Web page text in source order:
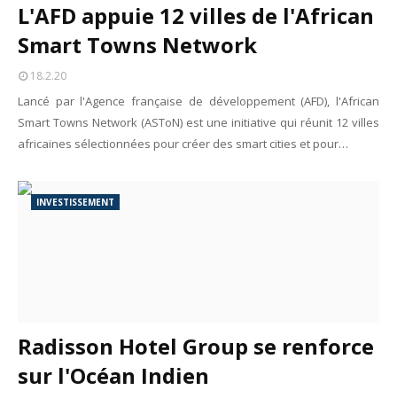
L'AFD appuie 12 villes de l'African
Smart Towns Network
18.2.20
Lancé par l'Agence française de développement (AFD), l'African
Smart Towns Network (ASToN) est une initiative qui réunit 12 villes
africaines sélectionnées pour créer des smart cities et pour…
INVESTISSEMENT
Radisson Hotel Group se renforce
sur l'Océan Indien